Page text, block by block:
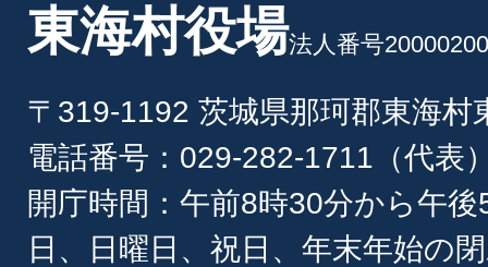
東海村役場法人番号
〒319-1192 茨城県那珂郡東海村
電話番号：029-282-1711（代表
開庁時間：午前8時30分から午
日、日曜日、祝日、年末年始の